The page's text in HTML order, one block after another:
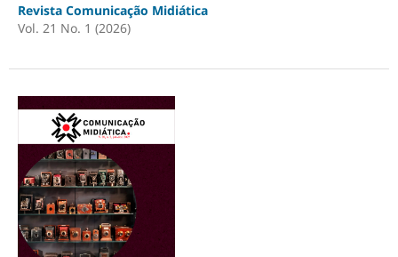
Revista Comunicação Midiática
Vol. 21 No. 1 (2026)